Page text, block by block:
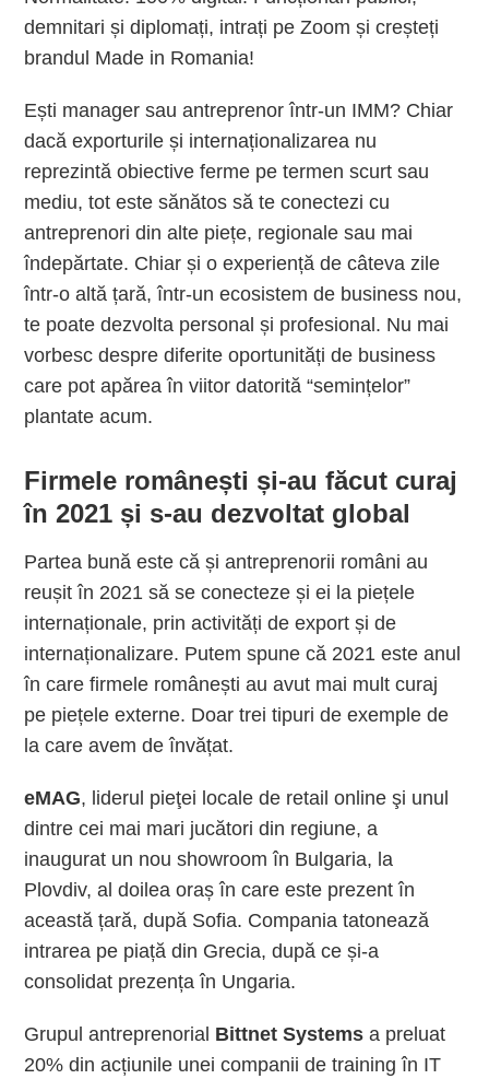
demnitari și diplomați, intrați pe Zoom și creșteți
brandul Made in Romania!
Ești manager sau antreprenor într-un IMM? Chiar
dacă exporturile și internaționalizarea nu
reprezintă obiective ferme pe termen scurt sau
mediu, tot este sănătos să te conectezi cu
antreprenori din alte piețe, regionale sau mai
îndepărtate. Chiar și o experiență de câteva zile
într-o altă țară, într-un ecosistem de business nou,
te poate dezvolta personal și profesional. Nu mai
vorbesc despre diferite oportunități de business
care pot apărea în viitor datorită “semințelor”
plantate acum.
Firmele românești și-au făcut curaj
în 2021 și s-au dezvoltat global
Partea bună este că și antreprenorii români au
reușit în 2021 să se conecteze și ei la piețele
internaționale, prin activități de export și de
internaționalizare. Putem spune că 2021 este anul
în care firmele românești au avut mai mult curaj
pe piețele externe. Doar trei tipuri de exemple de
la care avem de învățat.
eMAG, liderul pieţei locale de retail online şi unul
dintre cei mai mari jucători din regiune, a
inaugurat un nou showroom în Bulgaria, la
Plovdiv, al doilea oraș în care este prezent în
această țară, după Sofia. Compania tatonează
intrarea pe piață din Grecia, după ce și-a
consolidat prezența în Ungaria.
Grupul antreprenorial Bittnet Systems a preluat
20% din acțiunile unei companii de training în IT